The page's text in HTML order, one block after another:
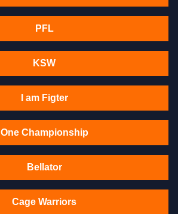
PFL
KSW
I am Figter
One Championship
Bellator
Cage Warriors